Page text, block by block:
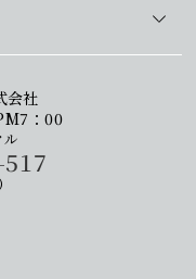
会社
：00